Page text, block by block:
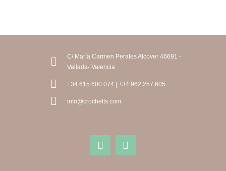
C/ María Carmen Perales Alcover 46691 -
Vallada- Valencia
+34 615 600 074 | +34 962 257 605
info@crochetts.com